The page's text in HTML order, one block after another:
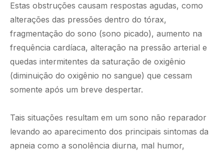
Estas obstruções causam respostas agudas, como
alterações das pressões dentro do tórax,
fragmentação do sono (sono picado), aumento na
frequência cardíaca, alteração na pressão arterial e
quedas intermitentes da saturação de oxigênio
(diminuição do oxigênio no sangue) que cessam
somente após um breve despertar.
Tais situações resultam em um sono não reparador
levando ao aparecimento dos principais sintomas da
apneia como a sonolência diurna, mal humor,